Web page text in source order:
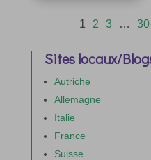
1 2 3 … 30
Sites locaux/
Autriche
Allemagne
Italie
France
Suisse